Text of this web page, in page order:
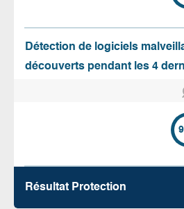
Détection de logiciels
découverts pendant les 4
Résultat Protection